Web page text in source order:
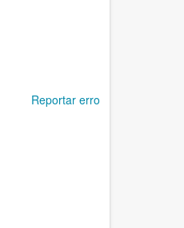
Reportar erro